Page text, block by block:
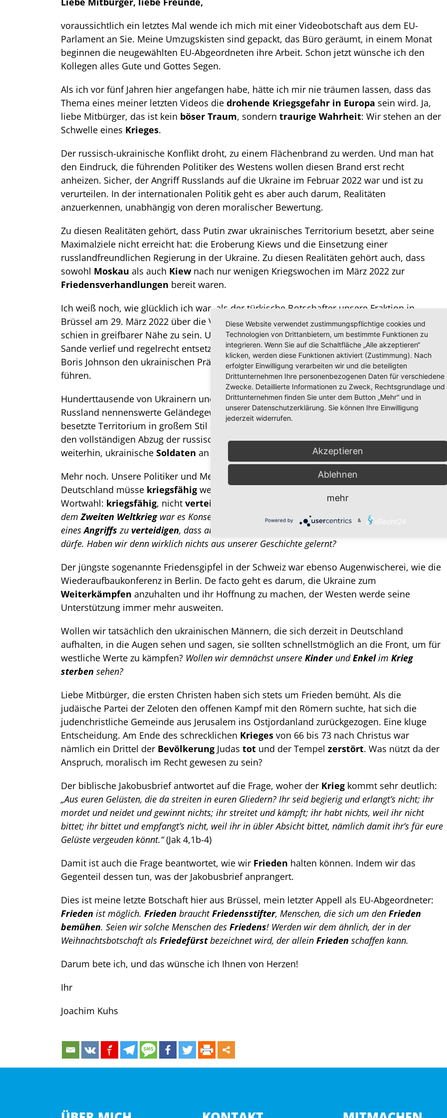
voraussichtlich ein letztes Mal wende ich mich mit einer Videobotschaft aus dem EU-
Parlament an Sie. Meine Umzugskisten sind gepackt, das Büro geräumt, in einem Monat
beginnen die neugewählten EU-Abgeordneten ihre Arbeit. Schon jetzt wünsche ich den
Kollegen alles Gute und Gottes Segen.
Als ich vor fünf Jahren hier angefangen habe, hätte ich mir nie träumen lassen, dass das
Thema eines meiner letzten Videos die drohende Kriegsgefahr in Europa sein wird. Ja,
liebe Mitbürger, das ist kein böser Traum, sondern traurige Wahrheit: Wir stehen an der
Schwelle eines Krieges.
Der russisch-ukrainische Konflikt droht, zu einem Flächenbrand zu werden. Und man hat
den Eindruck, die führenden Politiker des Westens wollen diesen Brand erst recht
anheizen. Sicher, der Angriff Russlands auf die Ukraine im Februar 2022 war und ist zu
verurteilen. In der internationalen Politik geht es aber auch darum, Realitäten
anzuerkennen, unabhängig von deren moralischer Bewertung.
Zu diesen Realitäten gehört, dass Putin zwar ukrainisches Territorium besetzt, aber seine
Maximalziele nicht erreicht hat: die Eroberung Kiews und die Einsetzung einer
russlandfreundlichen Regierung in der Ukraine. Zu diesen Realitäten gehört auch, dass
sowohl Moskau als auch Kiewnach nur wenigen Kriegswochen im März 2022 zur
Friedensverhandlungen bereit waren.
Ich weiß noch, wie glücklich ich war, als der türkische Botschafter unsere Fraktion in
Brüssel am 29. März 2022 über die Verhandlungen in Istanbul informiert hat. Frieden
schien in greifbarer Nähe zu sein. Umso enttäuschter war ich, als die Sache scheinbar im
Sande verlief und regelrecht entsetzt war ich, als ich erfuhr, dass der britische Premier
Boris Johnson den ukrainischen Präsidenten Selenski überzeugt hatte, denKriegweiter zu
führen.
Hunderttausende von Ukrainern und Russen sind seither gestorben. Wofür? Weder hat
Russland nennenswerte Geländegewinne gemacht, noch konnte die Ukraine das russisch
besetzte Territorium in großem Stil zurückerobern. Und dennoch pocht der Westen auf
den vollständigen Abzug der russischen Truppen und ermutigt Präsident Selenski
weiterhin, ukrainische Soldaten an die Front und in den Todzu schicken.
Mehr noch. Unsere Politiker und Medien beginnen, uns auf denKriegeinzustimmen.
Deutschland müsse kriegsfähig werden, tönt Minister Boris Pistorius. Man beachte die
Wortwahl: kriegsfähig, nicht verteidigungsfähig Wiederbewaffnung
demZweiten Weltkriegwar es Konsens, dass Deutschland zwar das Recht habe, sich im Falle
einesAngriffs zu verteidigen, dass aber niemals wieder Kriegvon deutschem Boden ausgehen
dürfe. Haben wir denn wirklich nichts aus unserer Geschichte gelernt?
Der jüngste sogenannte Friedensgipfel in der Schweiz war ebenso Augenwischerei, wie die
Wiederaufbaukonferenz in Berlin. De facto geht es darum, die Ukraine zum
Weiterkämpfen anzuhalten und ihr Hoffnung zu machen, der Westen werde seine
Unterstützung immer mehr ausweiten.
Wollen wir tatsächlich den ukrainischen Männern, die sich derzeit in Deutschland
aufhalten, in die Augen sehen und sagen, sie sollten schnellstmöglich an die Front, um für
westliche Werte zu kämpfen? Wollen wir demnächst unsere KinderundEnkelim Krieg
sterben sehen?
Liebe Mitbürger, die ersten Christen haben sich stets um Frieden bemüht. Als die
judäische Partei der Zeloten den offenen Kampf mit den Römern suchte, hat sich die
judenchristliche Gemeinde aus Jerusalem ins Ostjordanland zurückgezogen. Eine kluge
Entscheidung. Am Ende des schrecklichen Krieges von 66 bis 73 nach Christus war
nämlich ein Drittel der Bevölkerung Judas tot und der Tempel zerstört. Was nützt da der
Anspruch, moralisch im Recht gewesen zu sein?
Der biblische Jakobusbrief antwortet auf die Frage, woher der Krieg kommt sehr deutlich:
„Aus euren Gelüsten, die da streiten in euren Gliedern? Ihr seid begierig und erlangt’s nicht; ihr
mordet und neidet und gewinnt nichts; ihr streitet und kämpft; ihr habt nichts, weil ihr nicht
bittet; ihr bittet und empfangt’s nicht, weil ihr in übler Absicht bittet, nämlich damit ihr’s für eure
Gelüste vergeuden könnt.“(Jak 4,1b-4)
Damit ist auch die Frage beantwortet, wie wir Frieden halten können. Indem wir das
Gegenteil dessen tun, was der Jakobusbrief anprangert.
Dies ist meine letzte Botschaft hier aus Brüssel, mein letzter Appell als EU-Abgeordneter:
Frieden ist möglich. Frieden brauchtFriedensstifter, Menschen, die sich um den Frieden
bemühen. Seien wir solche Menschen des Friedens! Werden wir dem ähnlich, der in der
Weihnachtsbotschaft als Friedefürstbezeichnet wird, der allein Frieden schaffen kann.
Darum bete ich, und das wünsche ich Ihnen von Herzen!
Ihr
Joachim Kuhs
Diese Website verwendet zustimmungspflichtige cookies und
Technologien von Drittanbietern, um bestimmte Funktionen zu
integrieren. Wenn Sie auf die Schaltfläche „Alle akzeptieren“
klicken, werden diese Funktionen aktiviert (Zustimmung). Nach
erfolgter Einwilligung verarbeiten wir und die beteiligten
Drittunternehmen Ihre personenbezogenen Daten für verschiedene
Zwecke. Detaillierte Informationen zu Zweck, Rechtsgrundlage und
Drittunternehmen finden Sie unter dem Button „Mehr“ und in
unserer Datenschutzerklärung. Sie können Ihre Einwilligung
jederzeit widerrufen.
Akzeptieren
Ablehnen
mehr
Powered by &